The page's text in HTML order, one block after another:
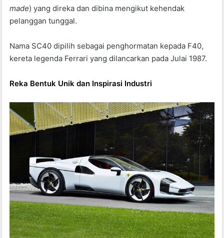
made) yang direka dan dibina mengikut kehendak
pelanggan tunggal.
Nama SC40 dipilih sebagai penghormatan kepada F40,
kereta legenda Ferrari yang dilancarkan pada Julai 1987.
Reka Bentuk Unik dan Inspirasi Industri